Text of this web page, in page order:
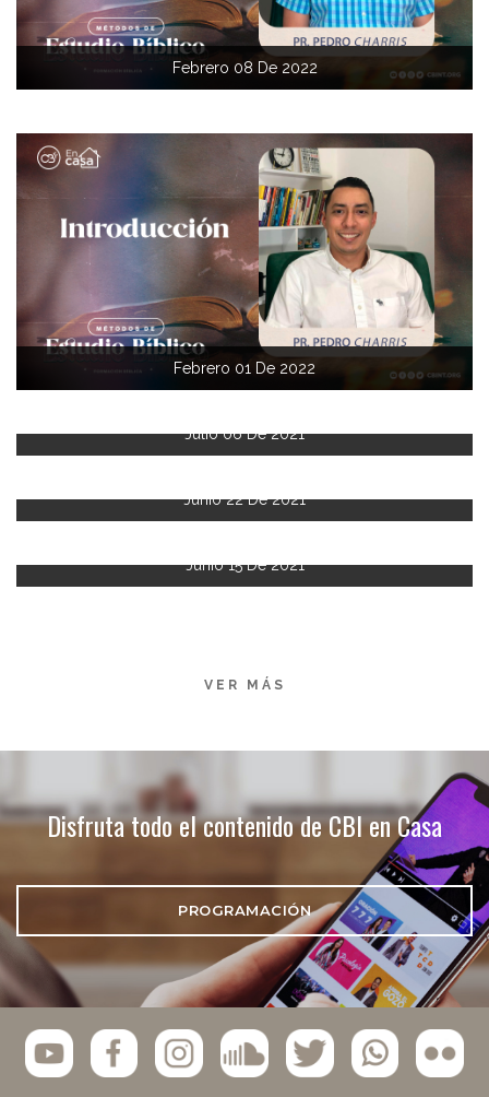
Febrero 08 De 2022
Febrero 01 De 2022
Julio 06 De 2021
Junio 22 De 2021
Junio 15 De 2021
VER MÁS
Disfruta todo el contenido de CBI en Casa
PROGRAMACIÓN